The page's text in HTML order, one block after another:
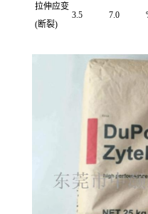
拉伸应变
(断裂)
3.5 7.0